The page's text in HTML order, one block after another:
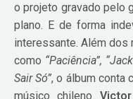
o projeto gravado pelo
plano. E de forma
interessante. Além
como “Paciência”,
Sair Só”, o álbum conta
músico chileno